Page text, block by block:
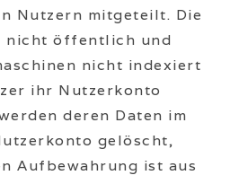
Nutzern mitgeteilt. Die
nicht öffentlich und
nicht indexiert
ihr Nutzerkonto
deren Daten im
gelöscht,
Aufbewahrung ist aus